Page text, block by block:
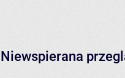
Niewspierana